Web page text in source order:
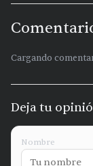
Cargando
Deja tu
Nombre